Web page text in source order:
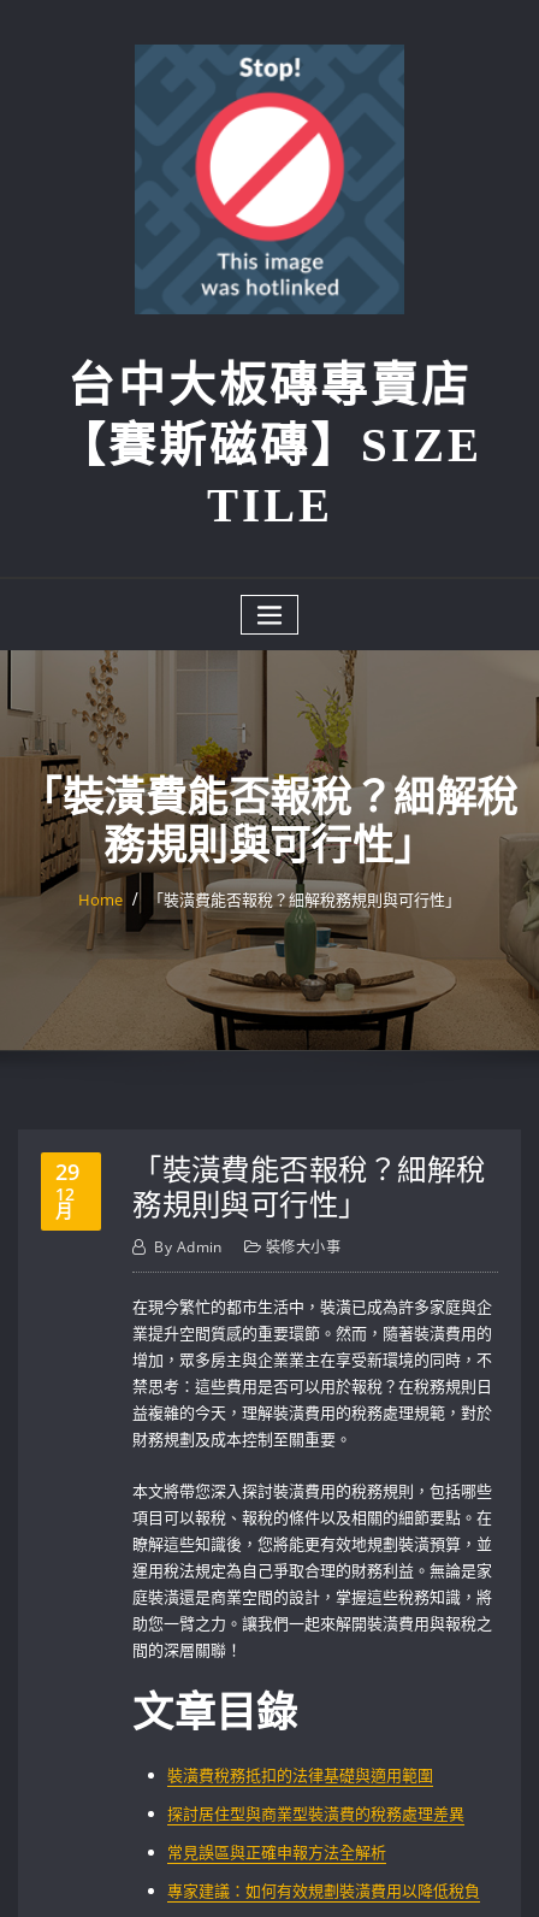
台中大板磚專賣店
【賽斯磁磚】SIZE
TILE
「裝潢費能否報稅？細解稅
務規則與可行性」
Home 「裝潢費能否報稅？細解稅務規則與可行性」
29
12
月
「裝潢費能否報稅？細解稅
務規則與可行性」
By Admin 裝修大小事
在現今繁忙的都市生活中，裝潢已成為許多家庭與企
業提升空間質感的重要環節。然而，隨著裝潢費用的
增加，眾多房主與企業業主在享受新環境的同時，不
禁思考：這些費用是否可以用於報稅？在稅務規則日
益複雜的今天，理解裝潢費用的稅務處理規範，對於
財務規劃及成本控制至關重要。
本文將帶您深入探討裝潢費用的稅務規則，包括哪些
項目可以報稅、報稅的條件以及相關的細節要點。在
瞭解這些知識後，您將能更有效地規劃裝潢預算，並
運用稅法規定為自己爭取合理的財務利益。無論是家
庭裝潢還是商業空間的設計，掌握這些稅務知識，將
助您一臂之力。讓我們一起來解開裝潢費用與報稅之
間的深層關聯！
文章目錄
裝潢費稅務抵扣的法律基礎與適用範圍
探討居住型與商業型裝潢費的稅務處理差異
常見誤區與正確申報方法全解析
專家建議：如何有效規劃裝潢費用以降低稅負